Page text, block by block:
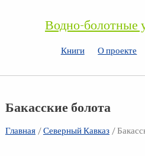
Водно-болотные
Книги О проекте
Бакасские болота
Главная/Северный Кавказ/